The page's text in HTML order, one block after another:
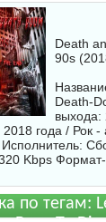
Death
90s
Death-
года / Рок -
Kbps
по тегам: